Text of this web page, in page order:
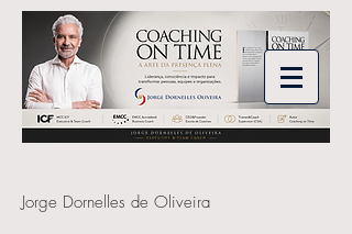
Jorge Dornelles de Oliveira